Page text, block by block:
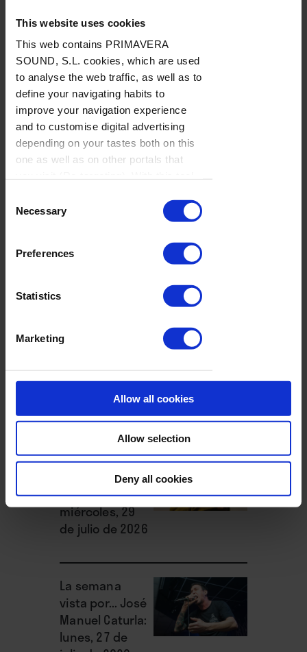
This website uses cookies
This web contains PRIMAVERA
SOUND, S.L. cookies, which are used
to analyse the web traffic, as well as to
define your navigating habits to
improve your navigation experience
and to customise digital advertising
depending on your tastes both on this
one as well as on other portals that
cookies or third party cookies. In the
on the web
there is information on how to disable
cookies on the browser. If you want to
private and it will appear again
Selection
Necessary
Preferences
Statistics
Marketing
Allow all cookies
Allow selection
Deny all cookies
Celtic Frost– se han sumado a las
condolencias por la pérdida.
Etiquetas
2020s/2024/improvisación/ música industrial
/obituario/ post-punk /rock/Suiza
Compartir
La semana
viernes, 31 de
julio de 2026
La semana
vista por... José
Manuel Caturla:
miércoles, 29
de julio de 2026
La semana
vista por... José
Manuel Caturla:
lunes, 27 de